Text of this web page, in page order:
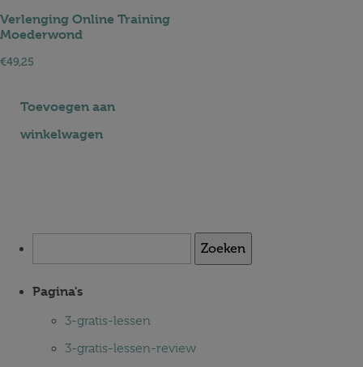
Verlenging Online Training
Moederwond
€49,25
Toevoegen aan
winkelwagen
Pagina's
3-gratis-lessen
3-gratis-lessen-review